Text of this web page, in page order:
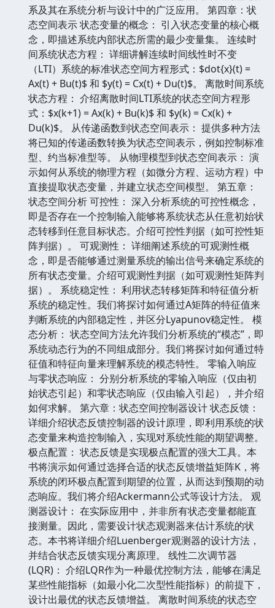
系及其在系统分析与设计中的广泛应用。 第四章：状
态空间表示 状态变量的概念： 引入状态变量的核心概
念，即描述系统内部状态所需的最少变量集。 连续时
间系统状态方程： 详细讲解连续时间线性时不变
（LTI）系统的标准状态空间方程形式：$dot{x}(t) =
Ax(t) + Bu(t)$ 和 $y(t) = Cx(t) + Du(t)$。 离散时间系统
状态方程： 介绍离散时间LTI系统的状态空间方程形
式：$x(k+1) = Ax(k) + Bu(k)$ 和 $y(k) = Cx(k) +
Du(k)$。 从传递函数到状态空间表示： 提供多种方法
将已知的传递函数转换为状态空间表示，例如控制标准
型、约当标准型等。 从物理模型到状态空间表示： 演
示如何从系统的物理方程（如微分方程、运动方程）中
直接提取状态变量，并建立状态空间模型。 第五章：
状态空间分析 可控性： 深入分析系统的可控性概念，
即是否存在一个控制输入能够将系统状态从任意初始状
态转移到任意目标状态。介绍可控性判据（如可控性矩
阵判据）。 可观测性： 详细阐述系统的可观测性概
念，即是否能够通过测量系统的输出信号来确定系统的
所有状态变量。介绍可观测性判据（如可观测性矩阵判
据）。 系统稳定性： 利用状态转移矩阵和特征值分析
系统的稳定性。我们将探讨如何通过A矩阵的特征值来
判断系统的内部稳定性，并区分Lyapunov稳定性。 模
态分析： 状态空间方法允许我们分析系统的“模态”，即
系统动态行为的不同组成部分。我们将探讨如何通过特
征值和特征向量来理解系统的模态特性。 零输入响应
与零状态响应： 分别分析系统的零输入响应（仅由初
始状态引起）和零状态响应（仅由输入引起），并介绍
如何求解。 第六章：状态空间控制器设计 状态反馈：
详细介绍状态反馈控制器的设计原理，即利用系统的状
态变量来构造控制输入，实现对系统性能的期望调整。
极点配置： 状态反馈是实现极点配置的强大工具。本
书将演示如何通过选择合适的状态反馈增益矩阵K，将
系统的闭环极点配置到期望的位置，从而达到预期的动
态响应。我们将介绍Ackermann公式等设计方法。 观
测器设计： 在实际应用中，并非所有状态变量都能直
接测量。因此，需要设计状态观测器来估计系统的状
态。本书将详细介绍Luenberger观测器的设计方法，
并结合状态反馈实现分离原理。 线性二次调节器
(LQR)： 介绍LQR作为一种最优控制方法，能够在满足
某些性能指标（如最小化二次型性能指标）的前提下，
设计出最优的状态反馈增益。 离散时间系统的状态空